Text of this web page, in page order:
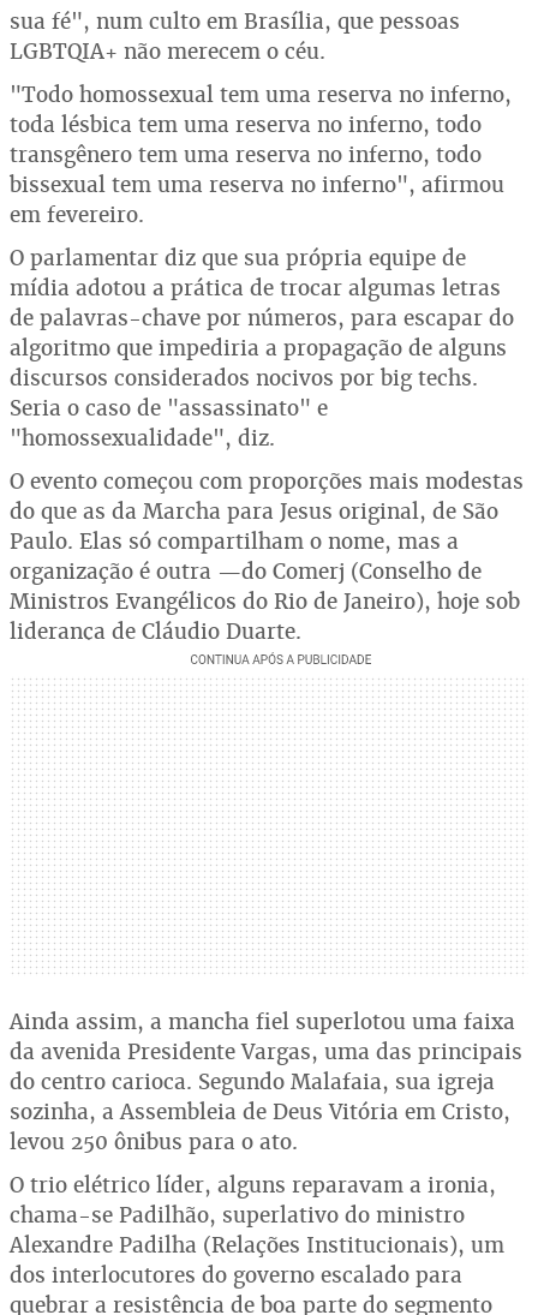
sua fé", num culto em Brasília, que pessoas
LGBTQIA+ não merecem o céu.
"Todo homossexual tem uma reserva no inferno,
toda lésbica tem uma reserva no inferno, todo
transgênero tem uma reserva no inferno, todo
bissexual tem uma reserva no inferno", afirmou
em fevereiro.
O parlamentar diz que sua própria equipe de
mídia adotou a prática de trocar algumas letras
de palavras-chave por números, para escapar do
algoritmo que impediria a propagação de alguns
discursos considerados nocivos por big techs.
Seria o caso de "assassinato" e
"homossexualidade", diz.
O evento começou com proporções mais modestas
do que as da Marcha para Jesus original, de São
Paulo. Elas só compartilham o nome, mas a
organização é outra —do Comerj (Conselho de
Ministros Evangélicos do Rio de Janeiro), hoje sob
liderança de Cláudio Duarte.
Ainda assim, a mancha fiel superlotou uma faixa
da avenida Presidente Vargas, uma das principais
do centro carioca. Segundo Malafaia, sua igreja
sozinha, a Assembleia de Deus Vitória em Cristo,
levou 250 ônibus para o ato.
O trio elétrico líder, alguns reparavam a ironia,
chama-se Padilhão, superlativo do ministro
Alexandre Padilha (Relações Institucionais), um
dos interlocutores do governo escalado para
quebrar a resistência de boa parte do segmento